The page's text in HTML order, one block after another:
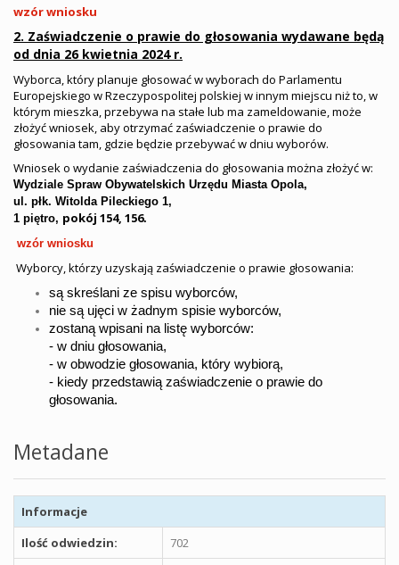
wzór wniosku
2. Zaświadczenie o prawie do głosowania wydawane będą
od dnia 26 kwietnia 2024r.
Wyborca, który planuje głosować w wyborach do Parlamentu
Europejskiego w Rzeczypospolitej polskiej w innym miejscu niż to, w
którym mieszka, przebywa na stałe lub ma zameldowanie, może
złożyć wniosek, aby otrzymać zaświadczenie o prawie do
głosowania tam, gdzie będzie przebywać w dniu wyborów.
Wniosek o wydanie zaświadczenia do głosowania można złożyć w:
Wydziale Spraw Obywatelskich Urzędu Miasta Opola,
ul. płk. Witolda Pileckiego 1,
1 piętro, pokój 154, 156.
wzór wniosku
Wyborcy, którzy uzyskają zaświadczenie o prawie głosowania:
są skreślani ze spisu wyborców,
nie są ujęci w żadnym spisie wyborców,
zostaną wpisani na listę wyborców:
- w dniu głosowania,
- w obwodzie głosowania, który wybiorą,
- kiedy przedstawią zaświadczenie o prawie do
głosowania.
Metadane
Informacje
Ilość odwiedzin:
702